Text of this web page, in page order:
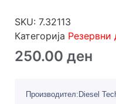
SKU: 7.32113
Категорија Резервни
250.00 ден
Производител:Diesel